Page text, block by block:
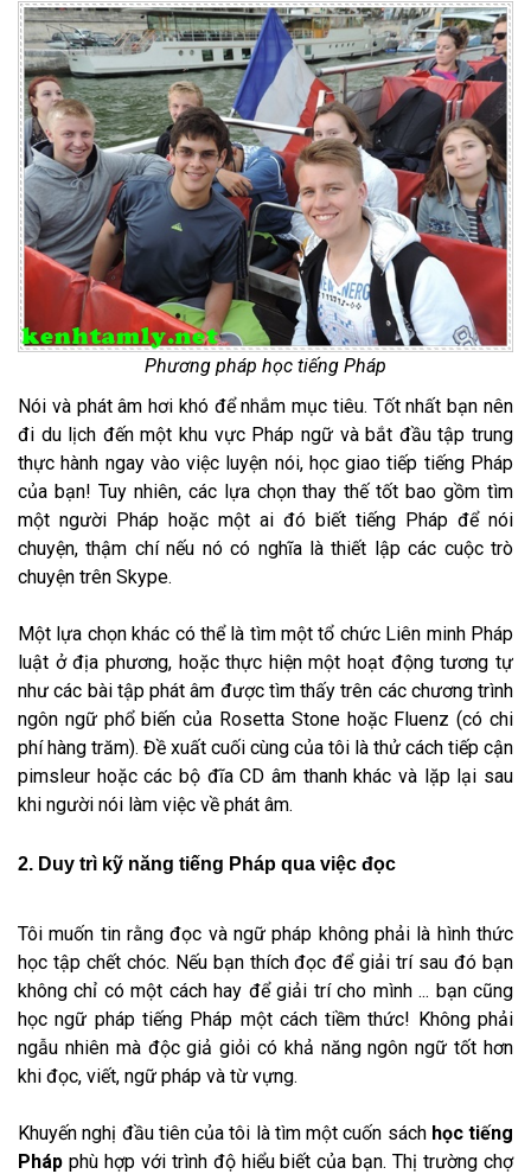
Phương pháp học tiếng Pháp
Nói và phát âm hơi khó để nhắm mục tiêu. Tốt nhất bạn nên
đi du lịch đến một khu vực Pháp ngữ và bắt đầu tập trung
thực hành ngay vào việc luyện nói, học giao tiếp tiếng Pháp
của bạn! Tuy nhiên, các lựa chọn thay thế tốt bao gồm tìm
một người Pháp hoặc một ai đó biết tiếng Pháp để nói
chuyện, thậm chí nếu nó có nghĩa là thiết lập các cuộc trò
chuyện trên Skype.
Một lựa chọn khác có thể là tìm một tổ chức Liên minh Pháp
luật ở địa phương, hoặc thực hiện một hoạt động tương tự
như các bài tập phát âm được tìm thấy trên các chương trình
ngôn ngữ phổ biến của Rosetta Stone hoặc Fluenz (có chi
phí hàng trăm). Đề xuất cuối cùng của tôi là thử cách tiếp cận
pimsleur hoặc các bộ đĩa CD âm thanh khác và lặp lại sau
khi người nói làm việc về phát âm.
2. Duy trì kỹ năng tiếng Pháp qua việc đọc
Tôi muốn tin rằng đọc và ngữ pháp không phải là hình thức
học tập chết chóc. Nếu bạn thích đọc để giải trí sau đó bạn
không chỉ có một cách hay để giải trí cho mình ... bạn cũng
học ngữ pháp tiếng Pháp một cách tiềm thức! Không phải
ngẫu nhiên mà độc giả giỏi có khả năng ngôn ngữ tốt hơn
khi đọc, viết, ngữ pháp và từ vựng.
Khuyến nghị đầu tiên của tôi là tìm một cuốn sách học tiếng
Pháp phù hợp với trình độ hiểu biết của bạn. Thị trường chợ